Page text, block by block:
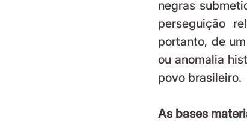
negras
perseguição
portanto, de
ou anomalia
povo brasileiro.
As bases